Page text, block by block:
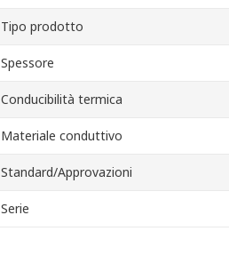
Tipo prodotto
Spessore
Conducibilità termica
Materiale conduttivo
Standard/Approvazioni
Serie